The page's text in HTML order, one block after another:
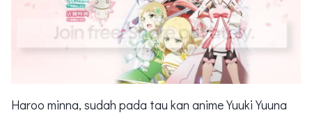
Haroo minna, sudah pada tau kan anime Yuuki Yuuna